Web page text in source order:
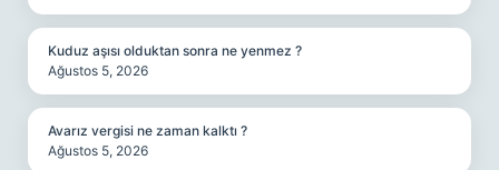
Kuduz aşısı olduktan sonra ne yenmez ?
Ağustos 5, 2026
Avarız vergisi ne zaman kalktı ?
Ağustos 5, 2026